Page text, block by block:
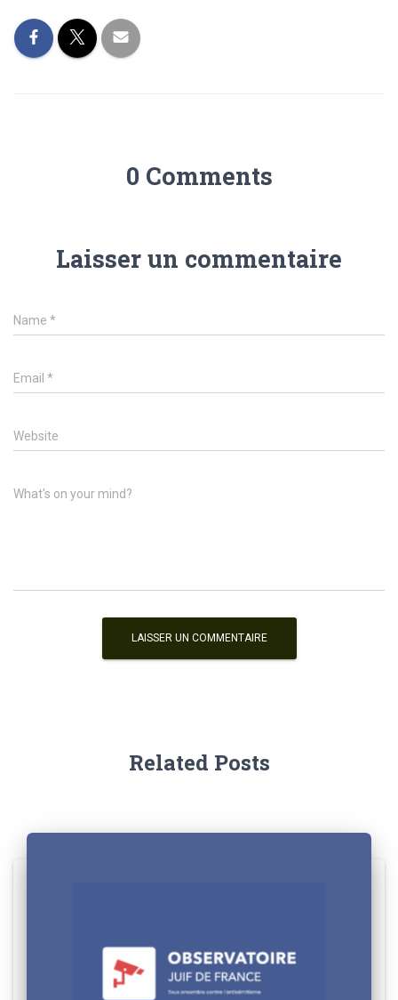
0 Comments
Laisser un commentaire
Name *
Email *
Website
What's on your mind?
Related Posts